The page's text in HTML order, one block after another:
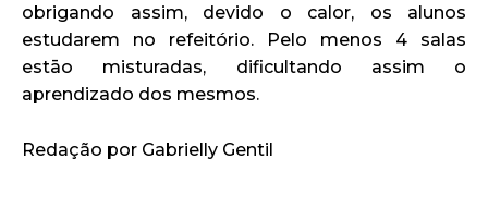
obrigando assim, devido o calor, os alunos
estudarem no refeitório. Pelo menos 4 salas
estāo misturadas, dificultando assim o
aprendizado dos mesmos.
Redação por Gabrielly Gentil